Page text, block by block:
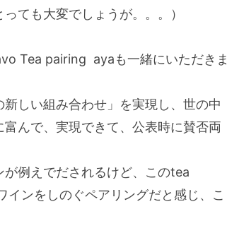
ても大変でしょうが。。。）
Tea pairing ayaも一緒にいただきま
しい組み合わせ」を実現し、世の中
んで、実現できて、公表時に賛否両
例えでだされるけど、このtea
ンをしのぐペアリングだと感じ、こ